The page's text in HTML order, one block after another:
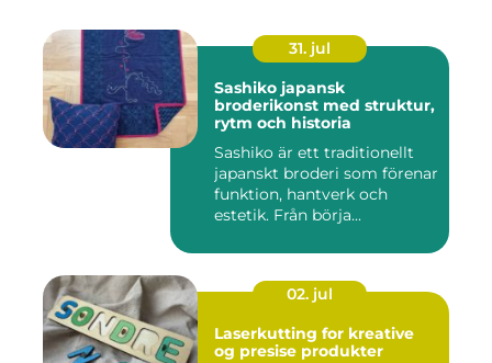
31. jul
Sashiko japansk
broderikonst med struktur,
rytm och historia
Sashiko är ett traditionellt
japanskt broderi som förenar
funktion, hantverk och
estetik. Från börja...
02. jul
Laserkutting for kreative
og presise produkter